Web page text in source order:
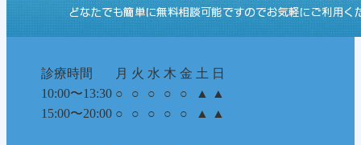
診療時間 月 火 水 木 金 土 日
10:00〜13:30 ○ ○ ○ ○ ○ ▲
▲
15:00〜20:00 ○ ○ ○ ○ ○ ▲ ▲